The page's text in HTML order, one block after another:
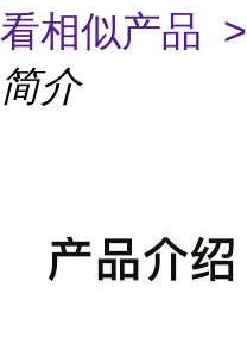
看相似产品 >
简介